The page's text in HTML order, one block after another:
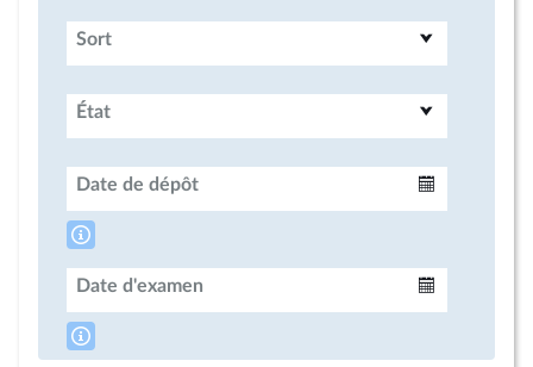
Sort
État
Date de dépôt
Date d'examen